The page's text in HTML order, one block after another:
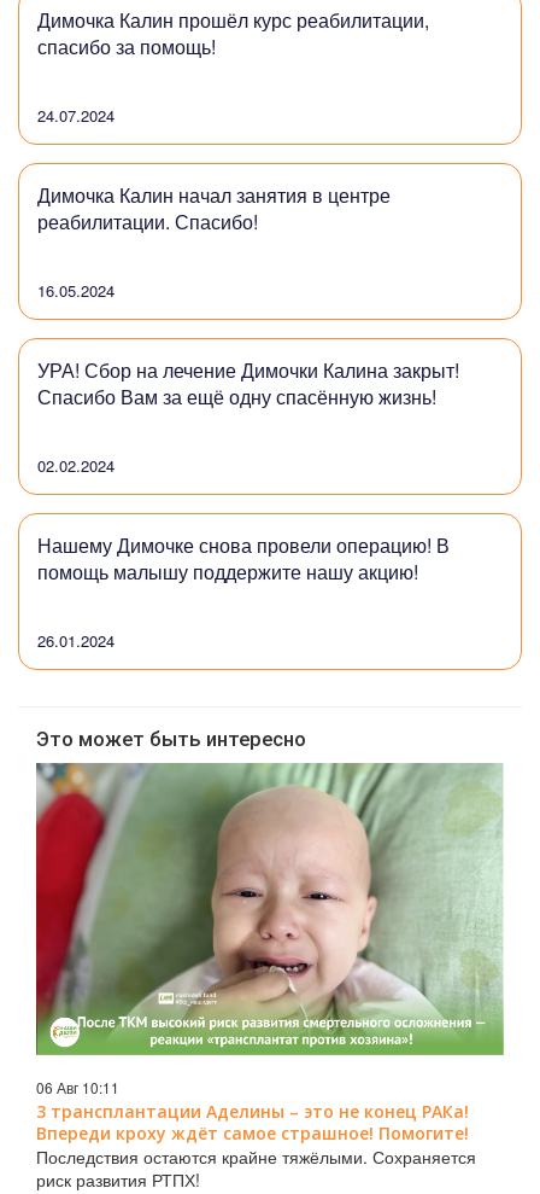
Димочка Калин прошёл курс реабилитации,
спасибо за помощь!
24.07.2024
Димочка Калин начал занятия в центре
реабилитации. Спасибо!
16.05.2024
УРА! Сбор на лечение Димочки Калина закрыт!
Спасибо Вам за ещё одну спасённую жизнь!
02.02.2024
Нашему Димочке снова провели операцию! В
помощь малышу поддержите нашу акцию!
26.01.2024
Это может быть интересно
06 Авг 10:11
3 трансплантации Аделины – это не конец РАКа!
Впереди кроху ждёт самое страшное! Помогите!
Последствия остаются крайне тяжёлыми. Сохраняется
риск развития РТПХ!